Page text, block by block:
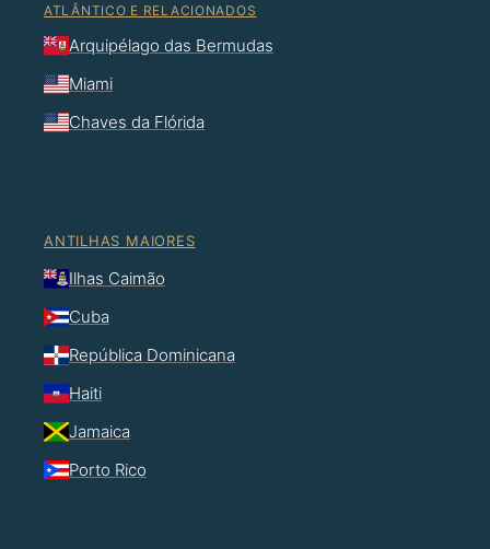
ATLÂNTICO E RELACIONADOS
Arquipélago das Bermudas
Miami
Chaves da Flórida
ANTILHAS MAIORES
Ilhas Caimão
Cuba
República Dominicana
Haiti
Jamaica
Porto Rico